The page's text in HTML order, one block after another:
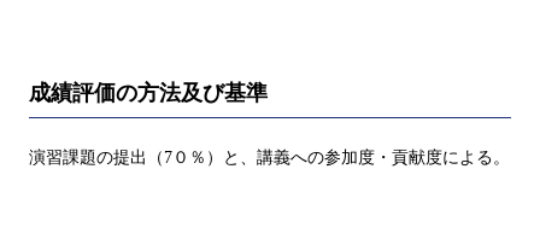
成績評価の方法及び基準
演習課題の提出（7０％）と、講義への参加度・貢献度による。